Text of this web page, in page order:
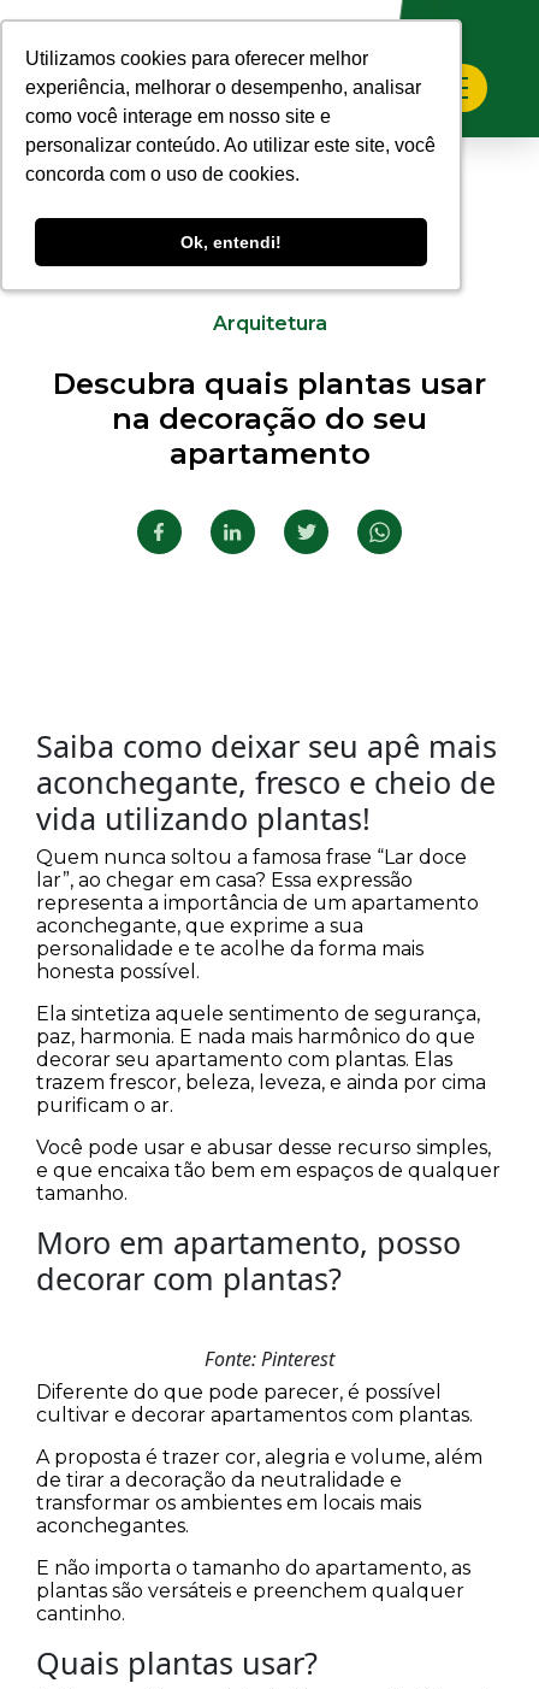
Utilizamos cookies para oferecer melhor
experiência, melhorar o desempenho, analisar
como você interage em nosso site e
personalizar conteúdo. Ao utilizar este site, você
concorda com o uso de cookies.
Ok, entendi!
Utilizamos cookies para oferecer melhor
experiência, melhorar o desempenho, analisar
como você interage em nosso site e
personalizar conteúdo. Ao utilizar este site, você
concorda com o uso de cookies.
Ok, entendi!
Arquitetura
Descubra quais plantas usar
na decoração do seu
apartamento
Saiba como deixar seu apê mais
aconchegante, fresco e cheio de
vida utilizando plantas!
Quem nunca soltou a famosa frase “Lar doce
lar”, ao chegar em casa? Essa expressão
representa a importância de um apartamento
aconchegante, que exprime a sua
personalidade e te acolhe da forma mais
honesta possível.
Ela sintetiza aquele sentimento de segurança,
paz, harmonia. E nada mais harmônico do que
decorar seu apartamento com plantas. Elas
trazem frescor, beleza, leveza, e ainda por cima
purificam o ar.
Você pode usar e abusar desse recurso simples,
e que encaixa tão bem em espaços de qualquer
tamanho.
Moro em apartamento, posso
decorar com plantas?
Fonte: Pinterest
Diferente do que pode parecer, é possível
cultivar e decorar apartamentos com plantas.
A proposta é trazer cor, alegria e volume, além
de tirar a decoração da neutralidade e
transformar os ambientes em locais mais
aconchegantes.
E não importa o tamanho do apartamento, as
plantas são versáteis e preenchem qualquer
cantinho.
Quais plantas usar?